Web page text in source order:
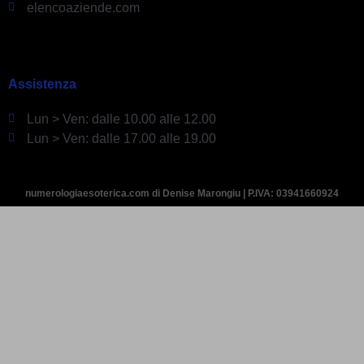
elencoaziende.com
Assistenza
Lun > Ven: dalle 10.00 alle 12.00
Lun > Ven: dalle 17.00 alle 19.00
numerologiaesoterica.com di Denise Marongiu | P.IVA: 03941660924